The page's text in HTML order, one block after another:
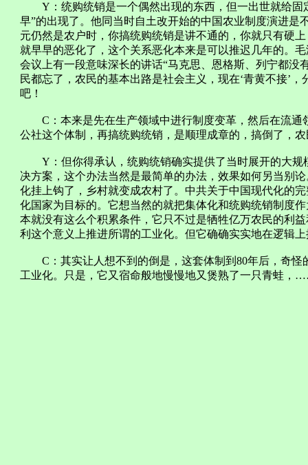
Y：统购统销是一个偶然出现的东西，但一出世就给固
早”的出现了。他同当时自土改开始的中国农业制度演进是
元仍然是农户时，你搞统购统销是讲不通的，你就只有硬
就早早的恶化了，这个关系恶化本来是可以推迟几年的。
会议上有一段意味深长的讲话“马克思、恩格斯、列宁都没
民都忘了，农民的基本出路是社会主义，现在‘青黄不接’
吧！
C：本来是先在生产领域中进行制度变革，然后在流通
公社这个体制，再搞统购统销，是顺理成章的，搞倒了，
Y：但你得承认，统购统销确实提供了当时展开的大规
决方案，这个办法当然是最简单的办法，效果如何另当别
化挂上钩了，乡村就变成农村了。中共关于中国现代化的
化国家为目标的。它想当然的就把集体化和统购统销制度
本就没有这么个积累条件，它只不过是牺牲亿万农民的利
利这个意义上推进所谓的工业化。但它确确实实地在逻辑
C：其实让人想不到的倒是，这套体制到80年后，奇怪
工业化。只是，它又宿命般地慢慢地又煲熟了一只青蛙，